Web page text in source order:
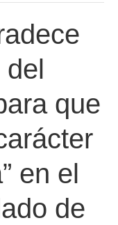
del
que
en el
de